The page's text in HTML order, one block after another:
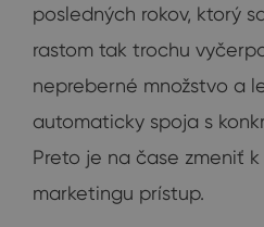
posledných rokov, ktorý
rastom tak trochu
nepreberné množstvo a
automaticky spoja s
Preto je na čase zmeniť
marketingu prístup.